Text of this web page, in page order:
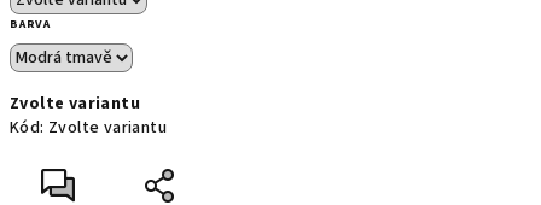
BARVA
Zvolte variantu
Kód: Zvolte variantu